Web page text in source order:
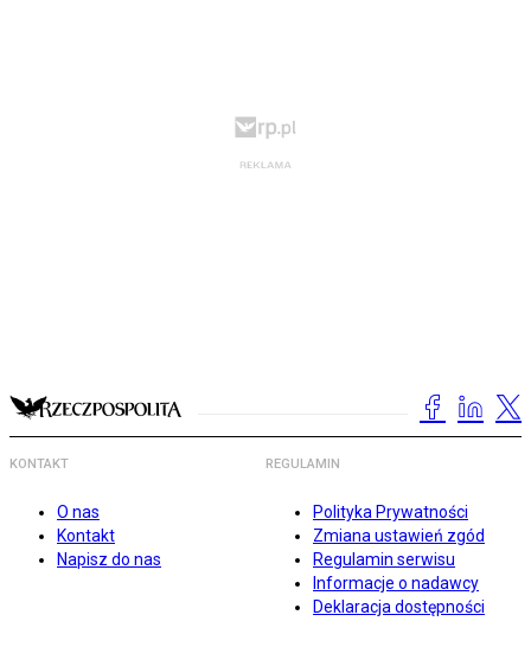
KONTAKT
O nas
Kontakt
Napisz do nas
REGULAMIN
Polityka Prywatności
Zmiana ustawień zgód
Regulamin serwisu
Informacje o nadawcy
Deklaracja dostępności